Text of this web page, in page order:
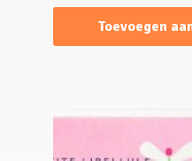
Toevoegen